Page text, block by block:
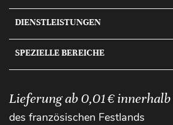
DIENSTLEISTUNGEN
SPEZIELLE BEREICHE
Lieferung ab 0,01 € innerhalb
des französischen Festlands